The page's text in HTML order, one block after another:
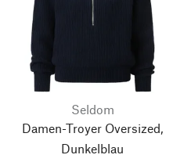
Seldom
Damen-Troyer Oversized,
Dunkelblau